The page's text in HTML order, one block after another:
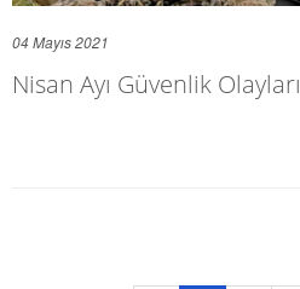
04 Mayıs 2021
Nisan Ayı Güvenlik Olayları